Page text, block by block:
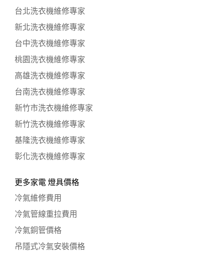
台北洗衣機維修專家
新北洗衣機維修專家
台中洗衣機維修專家
桃園洗衣機維修專家
高雄洗衣機維修專家
台南洗衣機維修專家
新竹市洗衣機維修專家
新竹洗衣機維修專家
基隆洗衣機維修專家
彰化洗衣機維修專家
更多家電 燈具價格
冷氣維修費用
冷氣管線重拉費用
冷氣銅管價格
吊隱式冷氣安裝價格